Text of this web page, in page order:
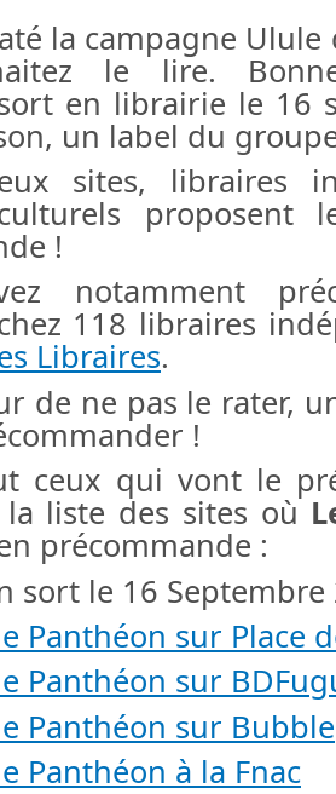
la campagne
le lire.
en librairie le 16
un label du
sites, libraires
proposent
!
notamment
118 libraires
Libraires.
de ne pas le rater,
!
ceux qui vont le
liste des sites où
précommande :
sort le 16 Septembre
Panthéon sur Place
Panthéon sur
Panthéon sur Bubble
Panthéon à la Fnac